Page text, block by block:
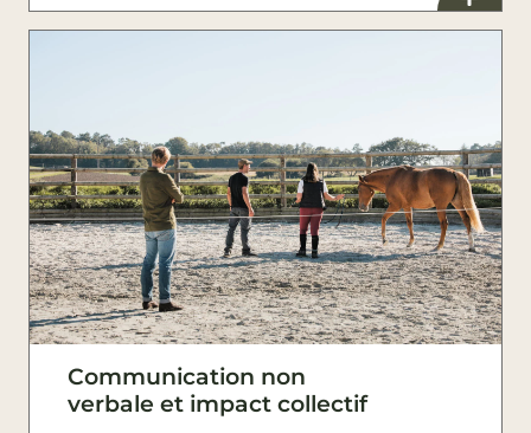
Communication non
verbale et impact collectif